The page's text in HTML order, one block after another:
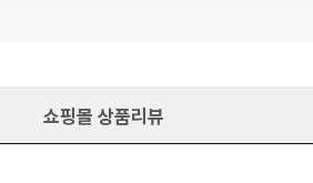
쇼핑몰 상품리뷰